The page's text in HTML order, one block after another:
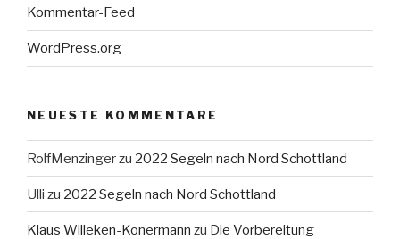
Kommentar-Feed
WordPress.org
NEUESTE KOMMENTARE
RolfMenzingerzu 2022 Segeln nach Nord Schottland
Ulli zu 2022 Segeln nach Nord Schottland
Klaus Willeken-Konermann zu Die Vorbereitung